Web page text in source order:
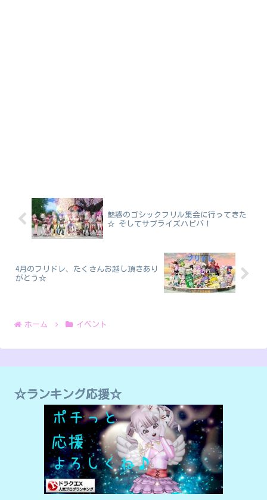
魅惑のゴシックフリル集会に行ってきた
☆ そしてサプライズハピバ！
4月のフリドレ、たくさんお越し頂きあり
がとう☆
ホーム イベント
☆ランキング応援☆